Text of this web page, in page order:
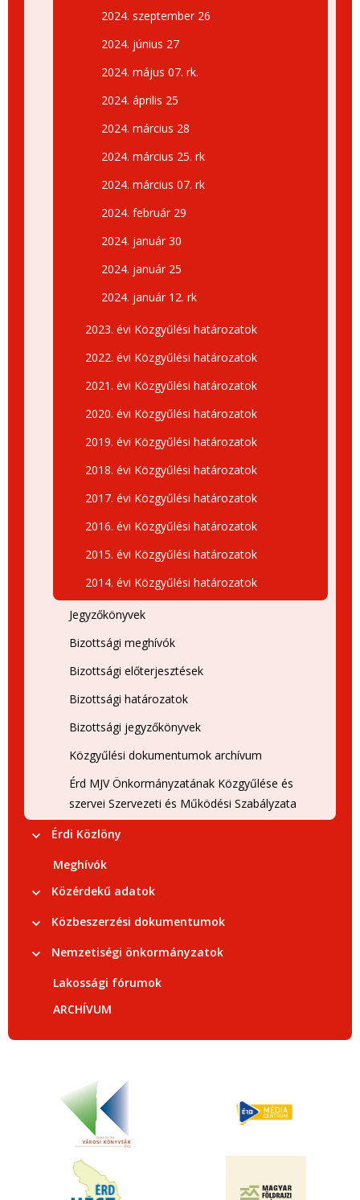
2024. szeptember 26
2024. június 27
2024. május 07. rk.
2024. április 25
2024. március 28
2024. március 25. rk
2024. március 07. rk
2024. február 29
2024. január 30
2024. január 25
2024. január 12. rk
2023. évi Közgyűlési határozatok
2022. évi Közgyűlési határozatok
2021. évi Közgyűlési határozatok
2020. évi Közgyűlési határozatok
2019. évi Közgyűlési határozatok
2018. évi Közgyűlési határozatok
2017. évi Közgyűlési határozatok
2016. évi Közgyűlési határozatok
2015. évi Közgyűlési határozatok
2014. évi Közgyűlési határozatok
Jegyzőkönyvek
Bizottsági meghívók
Bizottsági előterjesztések
Bizottsági határozatok
Bizottsági jegyzőkönyvek
Közgyűlési dokumentumok archívum
Érd MJV Önkormányzatának Közgyűlése és
szervei Szervezeti és Működési Szabályzata
Érdi Közlöny
Meghívók
Közérdekű adatok
Közbeszerzési dokumentumok
Nemzetiségi önkormányzatok
Lakossági fórumok
ARCHÍVUM